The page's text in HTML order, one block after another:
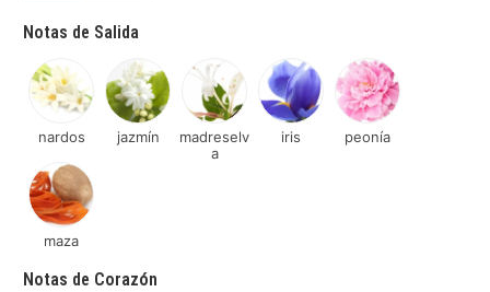
Notas de Salida
nardos jazmín
madreselv
a
iris peonía
maza
Notas de Corazón